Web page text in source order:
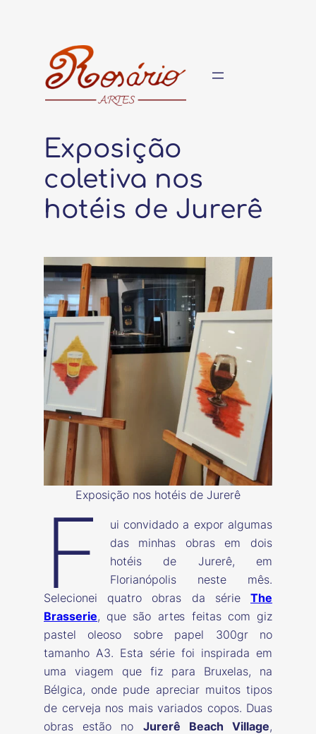
conteúdo
Exposição
coletiva nos
hotéis de Jurerê
Exposição nos hotéis de Jurerê
F
ui convidado a expor algumas
das minhas obras em dois
hotéis de Jurerê, em
Florianópolis neste mês.
Selecionei quatro obras da série The
Brasserie, que são artes feitas com giz
pastel oleoso sobre papel 300gr no
tamanho A3. Esta série foi inspirada em
uma viagem que fiz para Bruxelas, na
Bélgica, onde pude apreciar muitos tipos
de cerveja nos mais variados copos. Duas
obras estão no Jurerê Beach Village,